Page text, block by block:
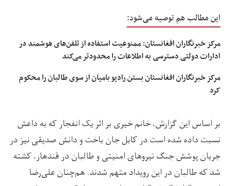
این مطالب هم توصیه می‌شود:
مرکز خبرنگاران افغانستان: ممنوعیت استفاده از تلفن‌های هوشمند در
ادارات دولتی دسترسی به اطلاعات را محدودتر می‌کند
مرکز خبرنگاران افغانستان بستن رادیو بامیان از سوی طالبان را محکوم
کرد
بر اساس این گزارش، خانم خیری بر اثر یک انفجار که به داعش
نسبت داده شده است در کابل جان باخت و دانش صدیقی نیز در
جریان پوشش جنگ نیروهای امنیتی و طالبان در قندهار، کشته
شد که طالبان در این رویداد متهم شدند. هم‌چنان علی‌رضا